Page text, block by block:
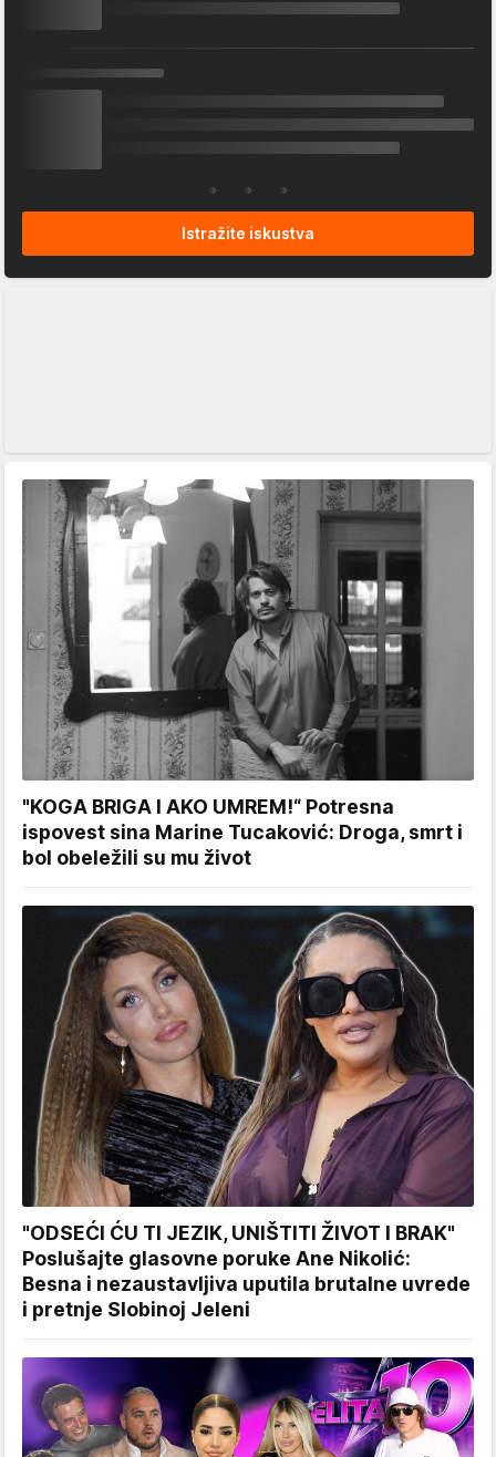
Istražite iskustva
"KOGA BRIGA I AKO UMREM!“ Potresna
ispovest sina Marine Tucaković: Droga, smrt i
bol obeležili su mu život
"ODSEĆI ĆU TI JEZIK, UNIŠTITI ŽIVOT I BRAK"
Poslušajte glasovne poruke Ane Nikolić:
Besna i nezaustavljiva uputila brutalne uvrede
i pretnje Slobinoj Jeleni